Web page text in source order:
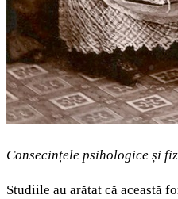
Consecințele psihologice și
Studiile au arătat că această